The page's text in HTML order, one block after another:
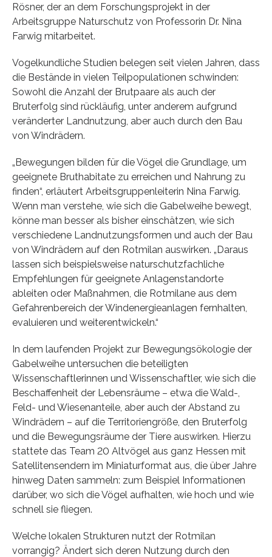
Rösner, der an dem Forschungsprojekt in der
Arbeitsgruppe Naturschutz von Professorin Dr. Nina
Farwig mitarbeitet.
Vogelkundliche Studien belegen seit vielen Jahren, dass
die Bestände in vielen Teilpopulationen schwinden:
Sowohl die Anzahl der Brutpaare als auch der
Bruterfolg sind rückläufig, unter anderem aufgrund
veränderter Landnutzung, aber auch durch den Bau
von Windrädern.
„Bewegungen bilden für die Vögel die Grundlage, um
geeignete Bruthabitate zu erreichen und Nahrung zu
finden“, erläutert Arbeitsgruppenleiterin Nina Farwig.
Wenn man verstehe, wie sich die Gabelweihe bewegt,
könne man besser als bisher einschätzen, wie sich
verschiedene Landnutzungsformen und auch der Bau
von Windrädern auf den Rotmilan auswirken. „Daraus
lassen sich beispielsweise naturschutzfachliche
Empfehlungen für geeignete Anlagenstandorte
ableiten oder Maßnahmen, die Rotmilane aus dem
Gefahrenbereich der Windenergieanlagen fernhalten,
evaluieren und weiterentwickeln.“
In dem laufenden Projekt zur Bewegungsökologie der
Gabelweihe untersuchen die beteiligten
Wissenschaftlerinnen und Wissenschaftler, wie sich die
Beschaffenheit der Lebensräume – etwa die Wald-,
Feld- und Wiesenanteile, aber auch der Abstand zu
Windrädern – auf die Territoriengröße, den Bruterfolg
und die Bewegungsräume der Tiere auswirken. Hierzu
stattete das Team 20 Altvögel aus ganz Hessen mit
Satellitensendern im Miniaturformat aus, die über Jahre
hinweg Daten sammeln: zum Beispiel Informationen
darüber, wo sich die Vögel aufhalten, wie hoch und wie
schnell sie fliegen.
Welche lokalen Strukturen nutzt der Rotmilan
vorrangig? Ändert sich deren Nutzung durch den